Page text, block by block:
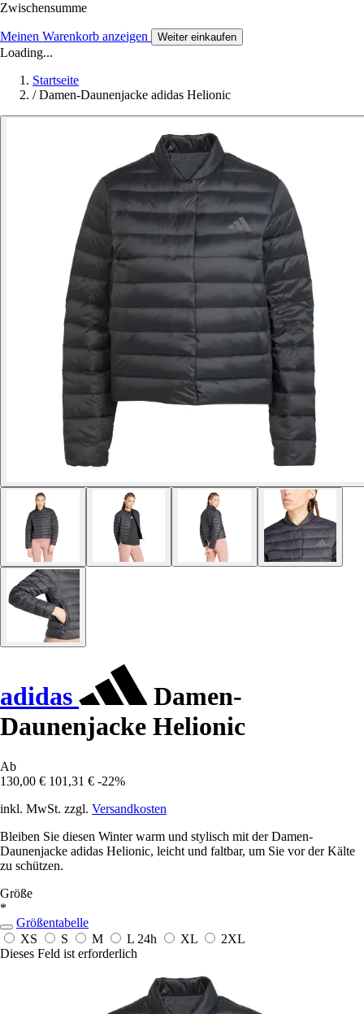
Zwischensumme
Meinen Warenkorb anzeigen Weiter einkaufen
Loading...
Startseite
/ Damen-Daunenjacke adidas Helionic
adidas
Damen-
Daunenjacke Helionic
Ab
130,00 € 101,31 € -22%
inkl. MwSt. zzgl. Versandkosten
Bleiben Sie diesen Winter warm und stylisch mit der Damen-
Daunenjacke adidas Helionic, leicht und faltbar, um Sie vor der Kälte
zu schützen.
Größe
*
Größentabelle
XS
S M L 24h XL
2XL
Dieses Feld ist erforderlich